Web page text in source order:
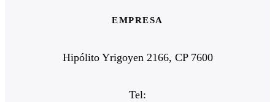
EMPRESA
Hipólito Yrigoyen 2166, CP 7600
Tel: